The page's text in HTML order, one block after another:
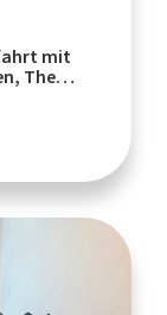
mit
The